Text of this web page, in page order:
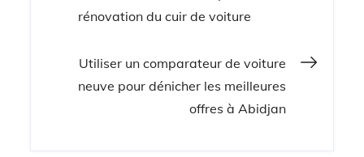
l’article
rénovation du cuir de voiture
Utiliser un comparateur de voiture
neuve pour dénicher les meilleures
offres à Abidjan